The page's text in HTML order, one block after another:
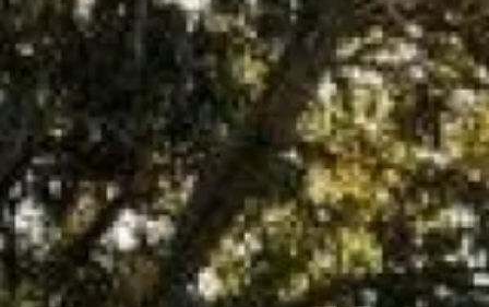
Gaz Intervention service après-vente ELM LEBLANC
s'occupe de
l'entretien complet de votre appareil à gaz tel que votre chauffe-eau à
Marseille 13008
et ses alentours.
L'entretien de votre chauffe eau à gaz à Marseille c'est :
Le nettoyage du bruleur et de la veilleuse
La vérification et l’essai des organes de régulation et de sécurité
Le nettoyage du corps de chauffe